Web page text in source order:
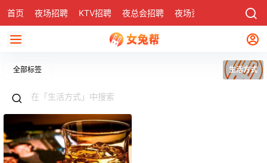
首页 夜场招聘 KTV招聘 夜总会招聘 夜场资讯 社区
全部标签 生活方式